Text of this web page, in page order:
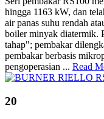
hingga 1163 kW, dan
air panas suhu rendah
boiler minyak diatermik.
tahap"; pembakar
pembakar berbasis
pengoperasian ... Read
20